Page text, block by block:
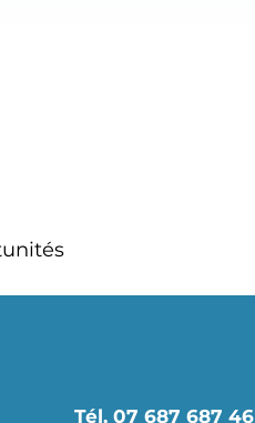
Tél. 07 687 687 46